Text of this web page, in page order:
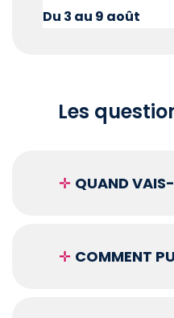
Du 3 au 9 août
Les
✛ QUAND
✛ COMMENT